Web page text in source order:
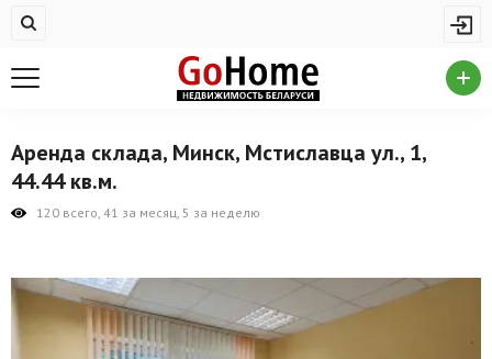
Купить квартиру
На сутки
Новостройки
Комерческая недвижимость
Продажа коммерческой недвижимости
Аренда склада, Минск, Мстиславца ул., 1,
44.44 кв.м.
120 всего, 41 за месяц, 5 за неделю